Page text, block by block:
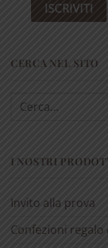
CERCA NEL SITO
Cerca:
I NOSTRI
Invito alla prova
Confezioni regalo